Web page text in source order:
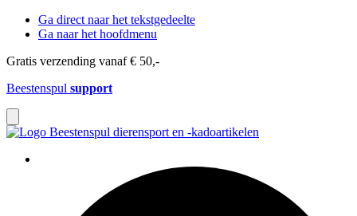
Ga direct naar het tekstgedeelte
Ga naar het hoofdmenu
Gratis verzending vanaf € 50,-
Beestenspul support